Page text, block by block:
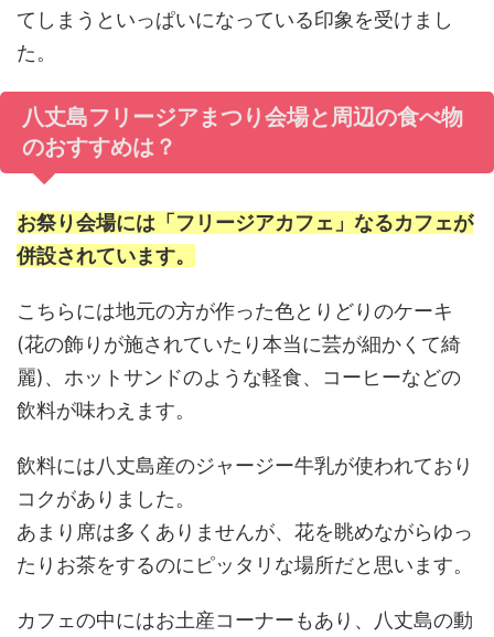
てしまうといっぱいになっている印象を受けまし
た。
八丈島フリージアまつり会場と周辺の食べ物
のおすすめは？
お祭り会場には「フリージアカフェ」なるカフェが
併設されています。
こちらには地元の方が作った色とりどりのケーキ
(花の飾りが施されていたり本当に芸が細かくて綺
麗)、ホットサンドのような軽食、コーヒーなどの
飲料が味わえます。
飲料には八丈島産のジャージー牛乳が使われており
コクがありました。
あまり席は多くありませんが、花を眺めながらゆっ
たりお茶をするのにピッタリな場所だと思います。
カフェの中にはお土産コーナーもあり、八丈島の動